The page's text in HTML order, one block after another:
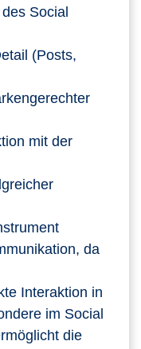
Social
(Posts,
mit der
da
Interaktion in
im Social
die